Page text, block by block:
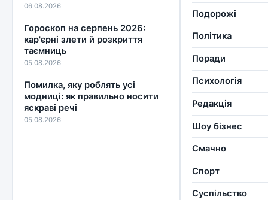
06.08.2026
Гороскоп на серпень 2026:
кар'єрні злети й розкриття
таємниць
05.08.2026
Помилка, яку роблять усі
модниці: як правильно носити
яскраві речі
05.08.2026
Подорожі
Політика
Поради
Психологія
Редакція
Шоу бізнес
Смачно
Спорт
Суспільство